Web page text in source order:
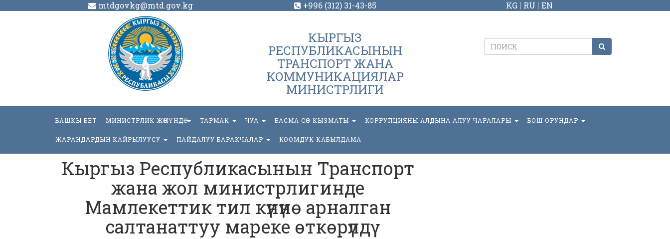
mtdgovkg@mtd.gov.kg +996 (312) 31-43-85 KG RU EN
КЫРГЫЗ
РЕСПУБЛИКАСЫНЫН
ТРАНСПОРТ ЖАНА
КОММУНИКАЦИЯЛАР
МИНИСТРЛИГИ
БАШКЫ БЕТ МИНИСТРЛИК ЖӨНҮНДӨ ТАРМАК ЧУА БАСМА СӨЗ КЫЗМАТЫ КОРРУПЦИЯНЫ АЛДЫНА АЛУУ ЧАРАЛАРЫ БОШ ОРУНДАР
ЖАРАНДАРДЫН КАЙРЫЛУУСУ ПАЙДАЛУУ БАРАКЧАЛАР КООМДУК КАБЫЛДАМА
Кыргыз Республикасынын Транспорт
жана жол министрлигинде
Мамлекеттик тил күнүнө арналган
салтанаттуу мареке ѳткѳрүлдү